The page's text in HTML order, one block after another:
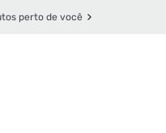
perto de você